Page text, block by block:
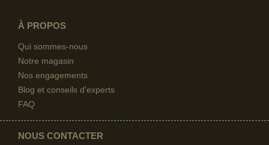
À PROPOS
Qui sommes-nous
Notre magasin
Nos engagements
Blog et conseils d'experts
FAQ
NOUS CONTACTER